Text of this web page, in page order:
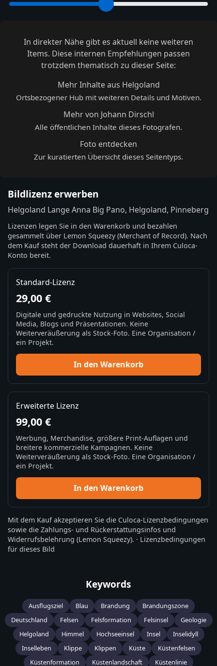
In direkter Nähe gibt es aktuell keine weiteren
Items. Diese internen Empfehlungen passen
trotzdem thematisch zu dieser Seite:
Mehr Inhalte aus Helgoland
Ortsbezogener Hub mit weiteren Details und Motiven.
Mehr von Johann Dirschl
Alle öffentlichen Inhalte dieses Fotografen.
Foto entdecken
Zur kuratierten Übersicht dieses Seitentyps.
Bildlizenz erwerben
Helgoland Lange Anna Big Pano, Helgoland, Pinneberg
Lizenzen legen Sie in den Warenkorb und bezahlen
gesammelt über Lemon Squeezy (Merchant of Record). Nach
dem Kauf steht der Download dauerhaft in Ihrem Culoca-
Konto bereit.
Standard-Lizenz
29,00 €
Digitale und gedruckte Nutzung in Websites, Social
Media, Blogs und Präsentationen. Keine
Weiterveräußerung als Stock-Foto. Eine Organisation /
ein Projekt.
In den Warenkorb
Erweiterte Lizenz
99,00 €
Werbung, Merchandise, größere Print-Auflagen und
breitere kommerzielle Kampagnen. Keine
Weiterveräußerung als Stock-Foto. Eine Organisation /
ein Projekt.
In den Warenkorb
Mit dem Kauf akzeptieren Sie die Culoca-Lizenzbedingungen
sowie die Zahlungs- und Rückerstattungsinfos und
Widerrufsbelehrung (Lemon Squeezy). · Lizenzbedingungen
für dieses Bild
Keywords
Ausflugsziel Blau Brandung
Brandungszone
Deutschland
Felsen Felsformation Felsinsel
Geologie
Helgoland
Himmel Hochseeinsel Insel
Inselidyll
Inselleben
Klippe Klippen Küste
Küstenfelsen
Küstenformation
Küstenlandschaft Küstenlinie